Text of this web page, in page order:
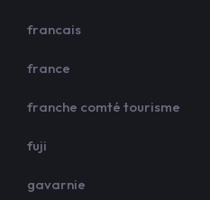
francais
france
franche comté tourisme
fuji
gavarnie